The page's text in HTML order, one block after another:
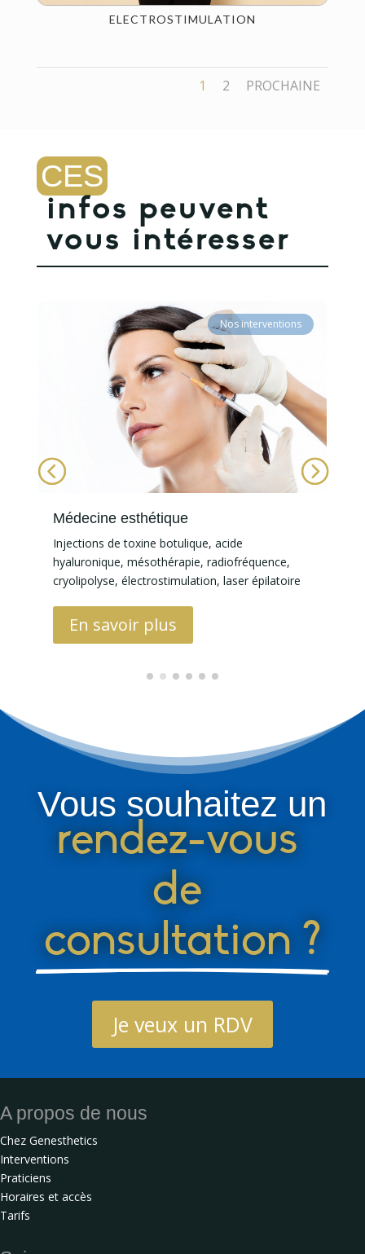
ELECTROSTIMULATION
1 2 PROCHAINE
CES
infos peuvent
vous intéresser
Nos interventions
Médecine esthétique
Injections de toxine botulique, acide
hyaluronique, mésothérapie, radiofréquence,
cryolipolyse, électrostimulation, laser épilatoire
En savoir plus
Vous souhaitez un
rendez-vous
de
consultation ?
Je veux un RDV
A propos de nous
Chez Genesthetics
Interventions
Praticiens
Horaires et accès
Tarifs